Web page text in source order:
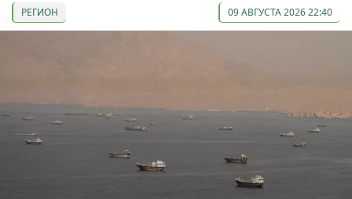
РЕГИОН 09 АВГУСТА 2026 22:40